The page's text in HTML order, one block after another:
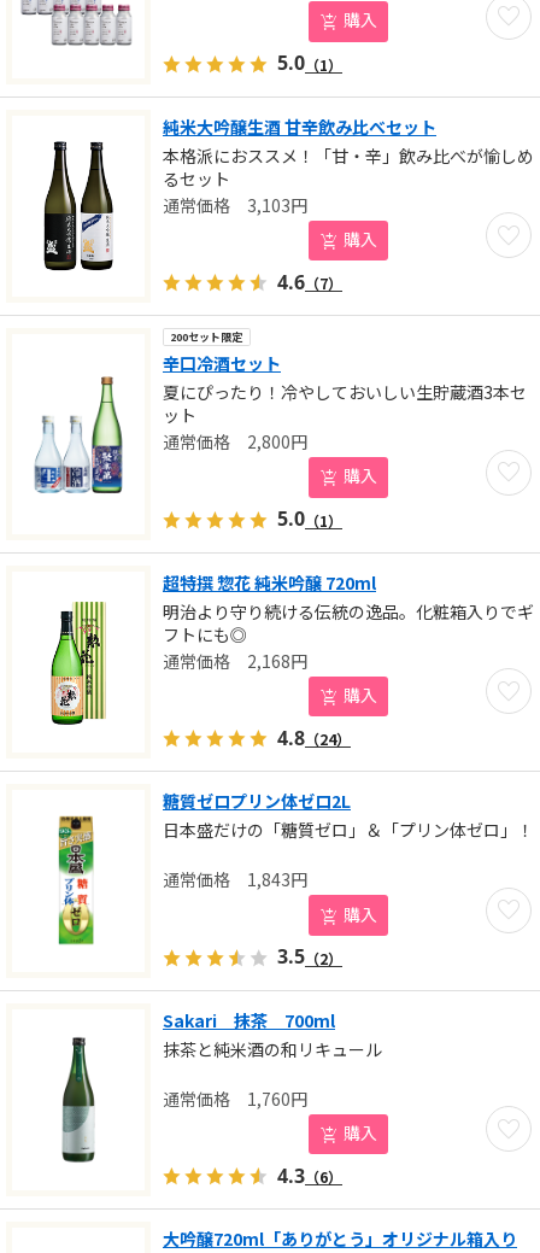
購入
5.0 （1）
純米大吟醸生酒 甘辛飲み比べセット
本格派におススメ！「甘・辛」飲み比べが愉しめ
るセット
お気
3,103円
購入
4.6 （7）
200セット限定
辛口冷酒セット
夏にぴったり！冷やしておいしい生貯蔵酒3本セ
ット
お気
2,800円
購入
5.0 （1）
超特撰 惣花 純米吟醸 720ml
明治より守り続ける伝統の逸品。化粧箱入りでギ
フトにも◎
お気
2,168円
購入
4.8 （24）
糖質ゼロプリン体ゼロ2L
日本盛だけの「糖質ゼロ」＆「プリン体ゼロ」！
お気
1,843円
購入
3.5 （2）
Sakari 抹茶 700ml
抹茶と純米酒の和リキュール
お気
1,760円
購入
4.3 （6）
大吟醸720ml「ありがとう」オリジナル箱入り